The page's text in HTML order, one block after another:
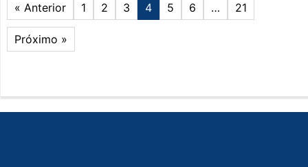
« Anterior 1 2 3 4 5 6 … 21
Próximo »